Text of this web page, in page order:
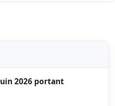
2026 portant